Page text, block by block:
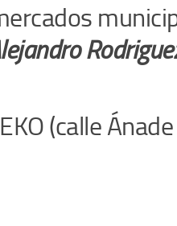
(calle